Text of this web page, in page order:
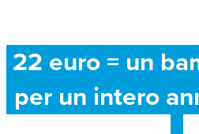
22 euro = un
per un intero